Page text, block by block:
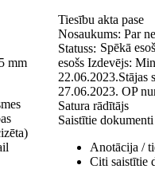
mm
Tiesību akta pase
Nosaukums: Par
Statuss: Spēkā
esošs Izdevējs:
22.06.2023.Stājas
27.06.2023. OP
Satura rādītājs
Saistītie dokumenti
Anotācija /
Citi saistītie